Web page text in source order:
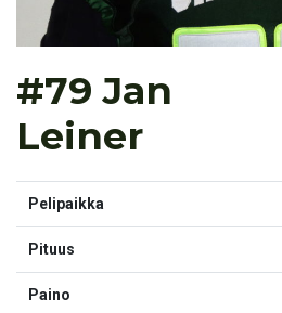
#79 Jan
Leiner
Pelipaikka
Pituus
Paino